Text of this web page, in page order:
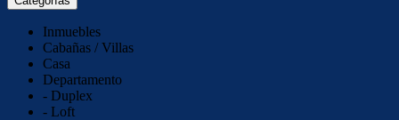
Inmuebles
Cabañas / Villas
Casa
Departamento
- Duplex
- Loft